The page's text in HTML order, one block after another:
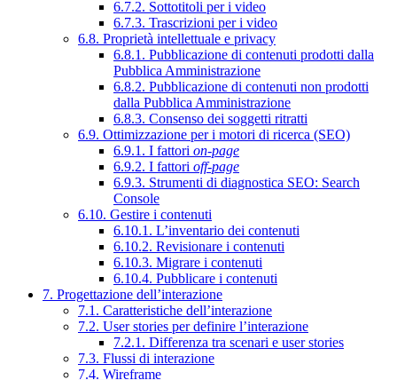
6.7.2. Sottotitoli per i video
6.7.3. Trascrizioni per i video
6.8. Proprietà intellettuale e privacy
6.8.1. Pubblicazione di contenuti prodotti dalla
Pubblica Amministrazione
6.8.2. Pubblicazione di contenuti non prodotti
dalla Pubblica Amministrazione
6.8.3. Consenso dei soggetti ritratti
6.9. Ottimizzazione per i motori di ricerca (SEO)
6.9.1. I fattori on-page
6.9.2. I fattori off-page
6.9.3. Strumenti di diagnostica SEO: Search
Console
6.10. Gestire i contenuti
6.10.1. L’inventario dei contenuti
6.10.2. Revisionare i contenuti
6.10.3. Migrare i contenuti
6.10.4. Pubblicare i contenuti
7. Progettazione dell’interazione
7.1. Caratteristiche dell’interazione
7.2. User stories per definire l’interazione
7.2.1. Differenza tra scenari e user stories
7.3. Flussi di interazione
7.4. Wireframe